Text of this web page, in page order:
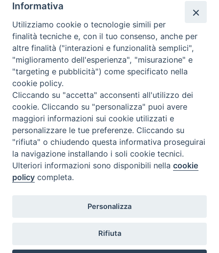
condividi su
F
a
c
e
o
o
k
P
i
n
t
r
e
s
L
i
n
k
d
I
n
X
T
h
r
e
d
s
W
h
a
t
A
p
p
T
e
l
e
r
m
E
Missione ed Evangelizzazione
Azione Cattolica, veglia di
preghiera per preparare
17esima Assemblea
Giornata diocesana del malato
a San Francesco
Piazza Sant'Antonio, 6
Curia Vescovile
Informativa
Utilizziamo cookie o tecnologie simili per
finalità tecniche e, con il tuo consenso, anche per
altre finalità ("interazioni e funzionalità semplici",
"miglioramento dell'esperienza", "misurazione" e
"targeting e pubblicità") come specificato nella
cookie policy.
Cliccando su "accetta" acconsenti all'utilizzo dei
cookie. Cliccando su "personalizza" puoi avere
maggiori informazioni sui cookie utilizzati e
personalizzare le tue preferenze. Cliccando su
"rifiuta" o chiudendo questa informativa proseguirai
la navigazione installando i soli cookie tecnici.
Ulteriori informazioni sono disponibili nellacookie
policy completa.
Personalizza
Rifiuta